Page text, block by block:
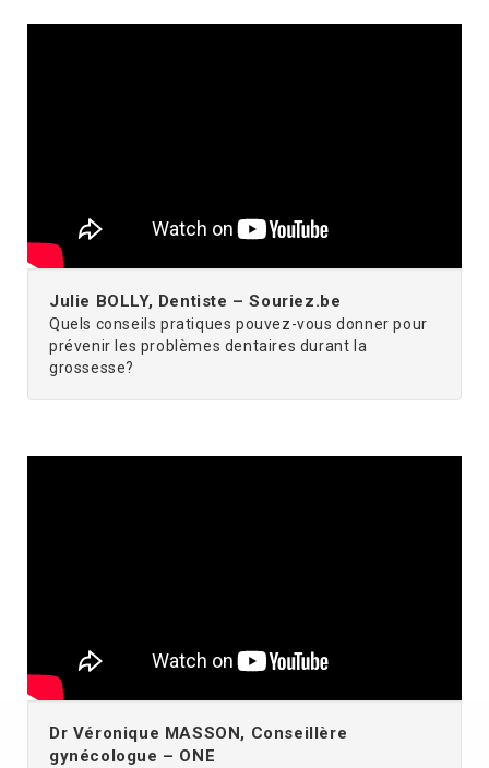
Julie BOLLY, Dentiste – Souriez.be
Quels conseils pratiques pouvez-vous donner pour
prévenir les problèmes dentaires durant la
grossesse?
Dr Véronique MASSON, Conseillère
gynécologue – ONE